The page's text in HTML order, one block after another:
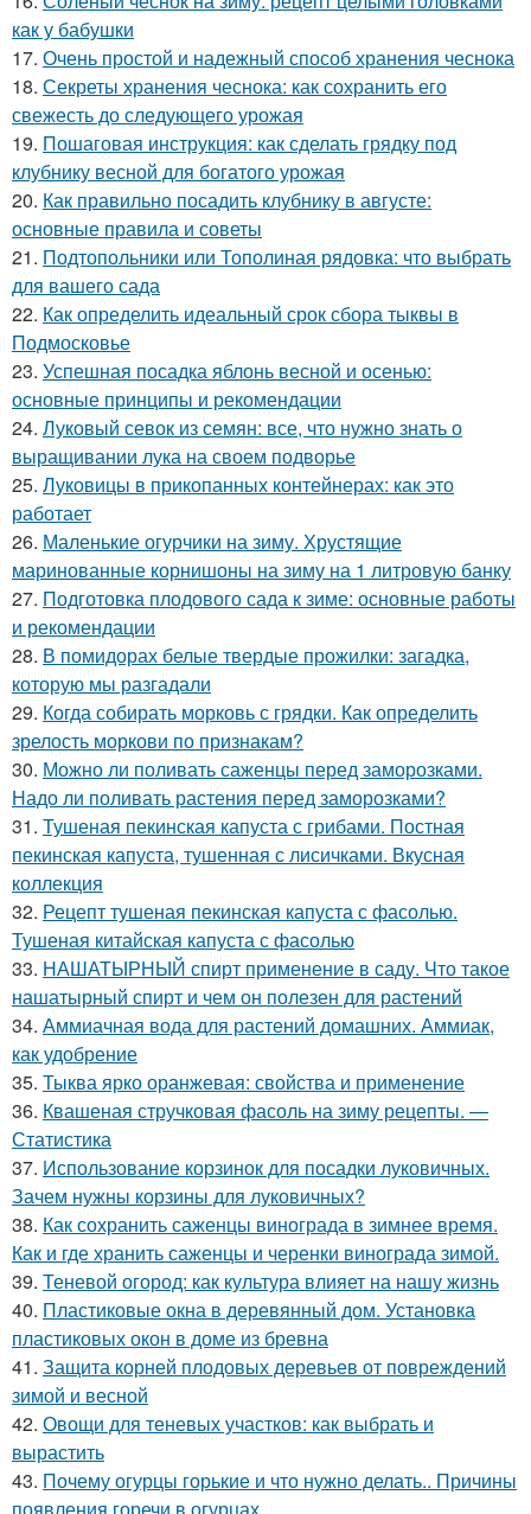
как у бабушки
17. Очень простой и надежный способ хранения чеснока
18. Секреты хранения чеснока: как сохранить его
свежесть до следующего урожая
19. Пошаговая инструкция: как сделать грядку под
клубнику весной для богатого урожая
20. Как правильно посадить клубнику в августе:
основные правила и советы
21. Подтопольники или Тополиная рядовка: что выбрать
для вашего сада
22. Как определить идеальный срок сбора тыквы в
Подмосковье
23. Успешная посадка яблонь весной и осенью:
основные принципы и рекомендации
24. Луковый севок из семян: все, что нужно знать о
выращивании лука на своем подворье
25. Луковицы в прикопанных контейнерах: как это
работает
26. Маленькие огурчики на зиму. Хрустящие
маринованные корнишоны на зиму на 1 литровую банку
27. Подготовка плодового сада к зиме: основные работы
и рекомендации
28. В помидорах белые твердые прожилки: загадка,
которую мы разгадали
29. Когда собирать морковь с грядки. Как определить
зрелость моркови по признакам?
30. Можно ли поливать саженцы перед заморозками.
Надо ли поливать растения перед заморозками?
31. Тушеная пекинская капуста с грибами. Постная
пекинская капуста, тушенная с лисичками. Вкусная
коллекция
32. Рецепт тушеная пекинская капуста с фасолью.
Тушеная китайская капуста с фасолью
33. НАШАТЫРНЫЙ спирт применение в саду. Что такое
нашатырный спирт и чем он полезен для растений
34. Аммиачная вода для растений домашних. Аммиак,
как удобрение
35. Тыква ярко оранжевая: свойства и применение
36. Квашеная стручковая фасоль на зиму рецепты. —
Статистика
37. Использование корзинок для посадки луковичных.
Зачем нужны корзины для луковичных?
38. Как сохранить саженцы винограда в зимнее время.
Как и где хранить саженцы и черенки винограда зимой.
39. Теневой огород: как культура влияет на нашу жизнь
40. Пластиковые окна в деревянный дом. Установка
пластиковых окон в доме из бревна
41. Защита корней плодовых деревьев от повреждений
зимой и весной
42. Овощи для теневых участков: как выбрать и
вырастить
43. Почему огурцы горькие и что нужно делать.. Причины
появления горечи в огурцах